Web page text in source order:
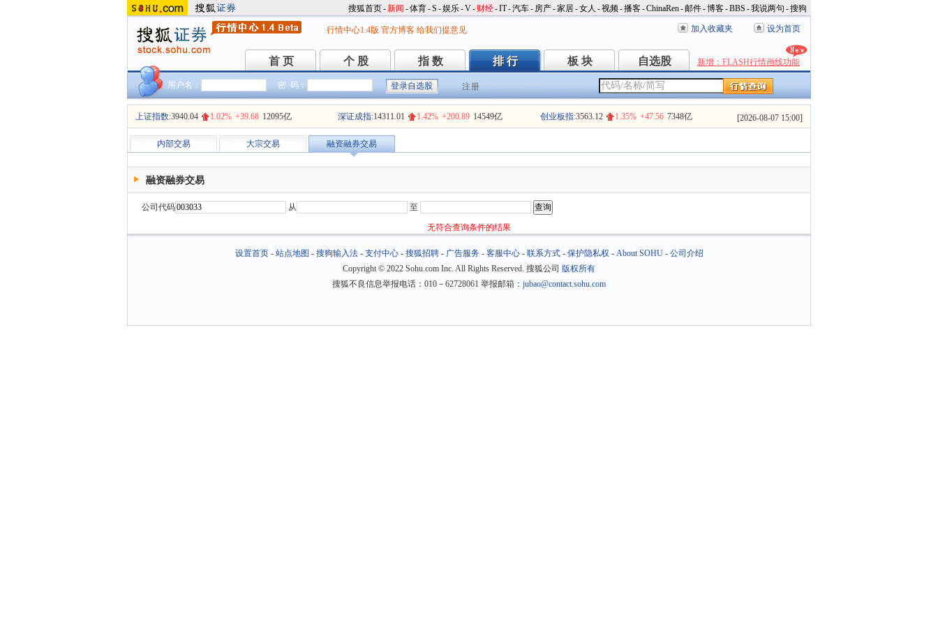
搜狐首页-新闻 -体育-S -娱乐-V- 财经-IT-汽车- 房产-家居-女人 -视频-播客-ChinaRen-邮件-博客-BBS -我说两句 -搜狗
行情中心1.4版 官方博客 给我们提意见 加入收藏夹 设为首页
首 页
首 页 个 股
个 股 指 数
指 数 排 行
排 行 板 块
板 块 自选股
自选股 新增：FLASH行情画线功能
用户名： 密 码： 注册
上证指数:3940.04 1.02% +39.68 12095亿 深证成指:14311.01 1.42% +200.89 14549亿 创业板指:3563.12 1.35% +47.56 7348亿 [2026-08-07 15:00]
内部交易 大宗交易 融资融券交易
融资融券交易
公司代码 从 至
无符合查询条件的结果
设置首页- 站点地图 - 搜狗输入法- 支付中心- 搜狐招聘- 广告服务- 客服中心- 联系方式- 保护隐私权 - About SOHU- 公司介绍
Copyright © 2022 Sohu.com Inc. All Rights Reserved. 搜狐公司 版权所有
搜狐不良信息举报电话：010－62728061 举报邮箱： jubao@contact.sohu.com